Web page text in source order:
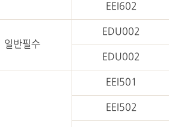
EEI602
일반필수
EDU002
EDU002
EEI501
EEI502